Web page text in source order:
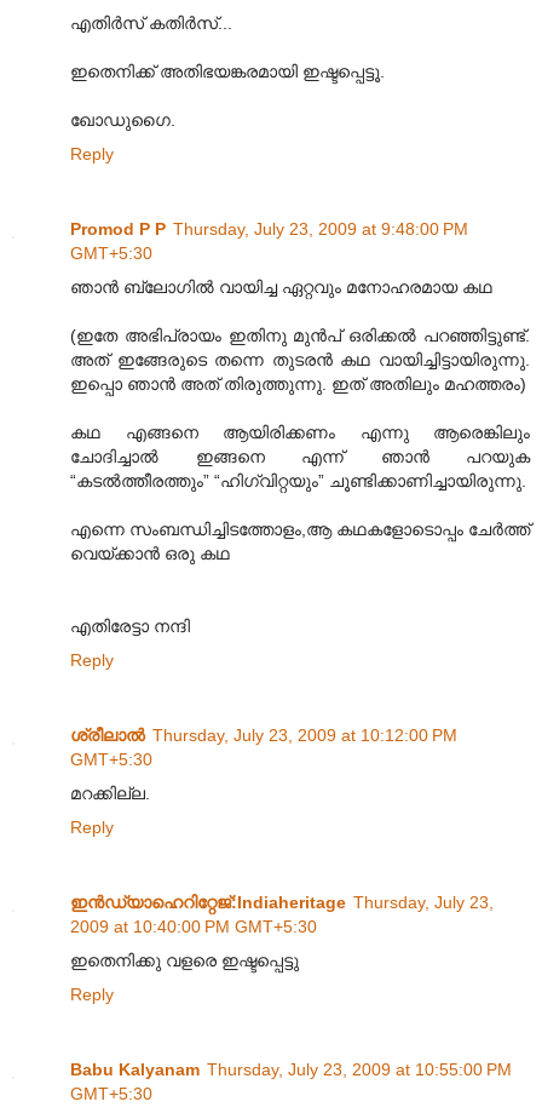
എതിർസ് കതിർസ്...
ഇതെനിക്ക് അതിഭയങ്കരമായി ഇഷ്ടപ്പെട്ടൂ.
ഖോഡുഗൈ.
Reply
Promod P P Thursday, July 23, 2009 at 9:48:00 PM
GMT+5:30
ഞാൻ ബ്ലോഗിൽ വായിച്ച ഏറ്റവും മനോഹരമായ കഥ
(ഇതേ അഭിപ്രായം ഇതിനു മുൻപ് ഒരിക്കൽ പറഞ്ഞിട്ടുണ്ട്.
അത് ഇങ്ങേരുടെ തന്നെ തുടരൻ കഥ വായിച്ചിട്ടായിരുന്നു.
ഇപ്പൊ ഞാൻ അത് തിരുത്തുന്നു. ഇത് അതിലും മഹത്തരം)
കഥ എങ്ങനെ ആയിരിക്കണം എന്നു ആരെങ്കിലും
ചോദിച്ചാൽ ഇങ്ങനെ എന്ന് ഞാൻ പറയുക
“കടൽത്തീരത്തും” “ഹിഗ്വിറ്റയും” ചൂണ്ടിക്കാണിച്ചായിരുന്നു.
എന്നെ സംബന്ധിച്ചിടത്തോളം,ആ കഥകളോടൊപ്പം ചേർത്ത്
വെയ്ക്കാൻ ഒരു കഥ
എതിരേട്ടാ നന്ദി
Reply
ശ്രീലാല്‍ Thursday, July 23, 2009 at 10:12:00 PM
GMT+5:30
മറക്കില്ല.
Reply
ഇന്‍ഡ്യാഹെറിറ്റേജ്‌:Indiaheritage Thursday, July 23,
2009 at 10:40:00 PM GMT+5:30
ഇതെനിക്കു വളരെ ഇഷ്ടപ്പെട്ടു
Reply
Babu Kalyanam Thursday, July 23, 2009 at 10:55:00 PM
GMT+5:30